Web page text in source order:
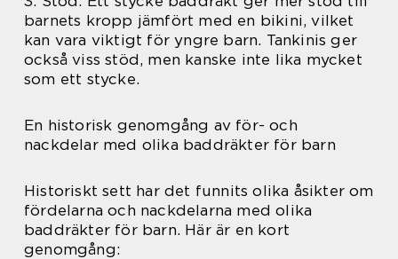
barnets kropp jämfört med en bikini, vilket
kan vara viktigt för yngre barn. Tankinis ger
också viss stöd, men kanske inte lika mycket
som ett stycke.
En historisk genomgång av för- och
nackdelar med olika baddräkter för barn
Historiskt sett har det funnits olika åsikter om
fördelarna och nackdelarna med olika
baddräkter för barn. Här är en kort
genomgång: